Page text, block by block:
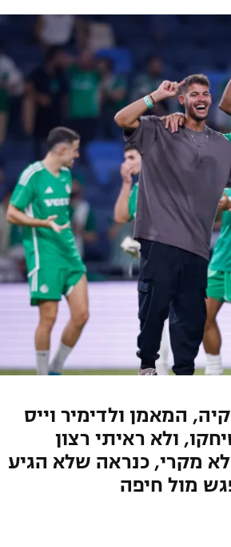
סינית
המאמן ולדימיר וייס
ולא ראיתי רצון
מקרי, כנראה שלא הגיע
מול חיפה